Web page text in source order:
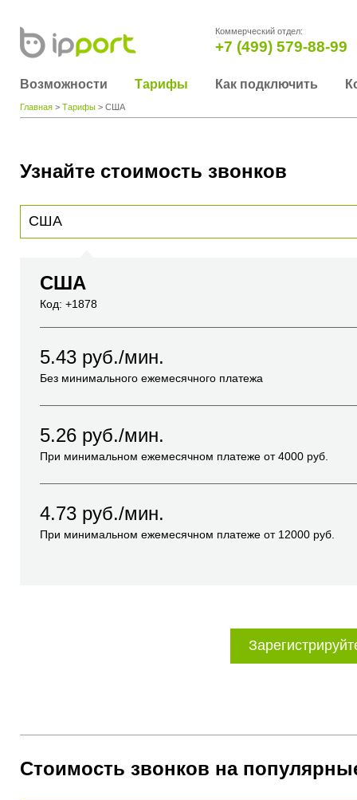
Коммерческий отдел:
+7 (499) 579-88-99
Возможности Тарифы Как подключить
Главная > Тарифы > США
Узнайте стоимость звонков
США
Код: +1878
5.43 руб./мин.
Без минимального ежемесячного платежа
5.26 руб./мин.
При минимальном ежемесячном платеже от4000 руб.
4.73 руб./мин.
При минимальном ежемесячном платеже от 12000 руб.
Стоимость звонков на